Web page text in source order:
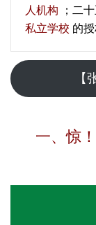
人机构 ；二
私立学校 的
【
一、惊